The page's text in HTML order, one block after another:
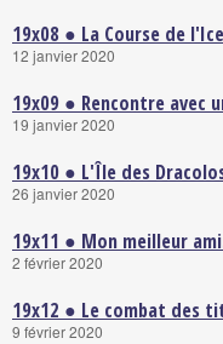
19x08 ● La Course de
12 janvier 2020
19x09 ● Rencontre avec
19 janvier 2020
19x10 ● L'Île des
26 janvier 2020
19x11 ● Mon meilleur
2 février 2020
19x12 ● Le combat des
9 février 2020